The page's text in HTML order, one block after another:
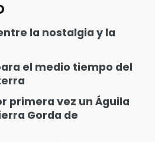
la nostalgia y la
el medio tiempo del
primera vez un Águila
Gorda de